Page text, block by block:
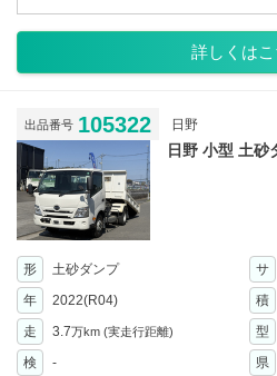
詳しくはこ
出品番号 105322 日野
日野 小型 土砂
形 土砂ダンプ サ
年
2022(R04) 積
走 3.7万km (実走行距離) 型
検
- 県